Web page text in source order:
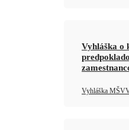
Vyhláška o
Vyhláška